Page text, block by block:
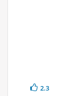
2.3